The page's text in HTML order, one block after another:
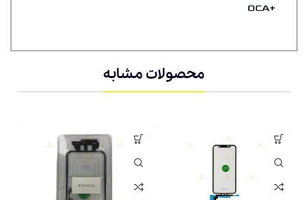
+OCA
محصولات مشابه